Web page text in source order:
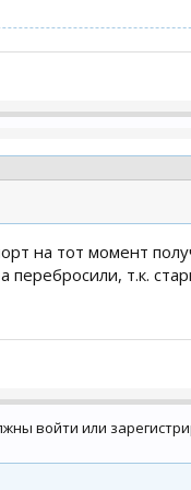
на тот момент
т.к.
войти или